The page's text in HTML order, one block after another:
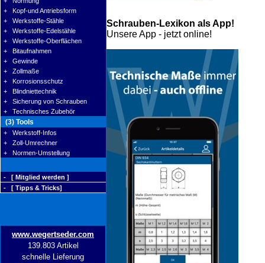
+ Kopf-und Antriebsform
+ Werkstoffe-Stähle
+ Werkstoffe-Edelstähle
+ Werkstoffe-Oberflächen
+ Bitaufnahmen
+ Gewinde
+ Zollmaße
+ Korrosionsschutz
+ Blindniettechnik
+ Sicherung von Schrauben
+ Technisches Zubehör
(3) Tools
+ Werkstoff-Infos
+ Zoll-Umrechner
+ Normen-Umstellung
- [ Mitglied werden ]
- [ Tipps & Tricks]
www.wegertseder.com
139.803 Artikel
schnelle Lieferung
Schrauben-Lexikon als App!
Unsere App - jetzt online!